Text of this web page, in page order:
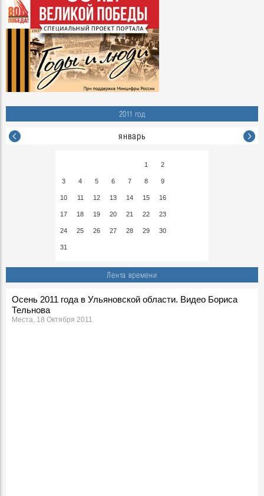
2011 год
январь
1 2
3 4 5 6 7 8 9
10 11 12 13 14 15 16
17 18 19 20 21 22 23
24 25 26 27 28 29 30
31
Лента времени
Осень 2011 года в Ульяновской области. Видео Бориса
Тельнова
Места, 18 Октября 2011